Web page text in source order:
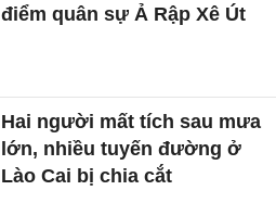
điểm quân sự Ả Rập Xê Út
Hai người mất tích sau mưa
lớn, nhiều tuyến đường ở
Lào Cai bị chia cắt